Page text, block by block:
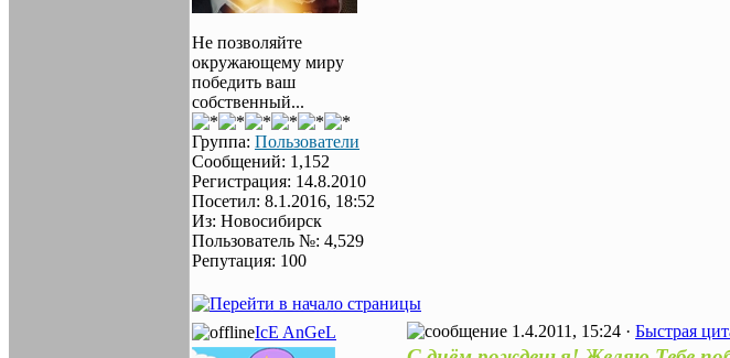
Не позволяйте
окружающему миру
победить ваш
собственный...
Группа: Пользователи
Сообщений: 1,152
Регистрация: 14.8.2010
Посетил: 8.1.2016, 18:52
Из: Новосибирск
Пользователь №: 4,529
Репутация: 100
IcE AnGeL 1.4.2011, 15:24 · Быстрая